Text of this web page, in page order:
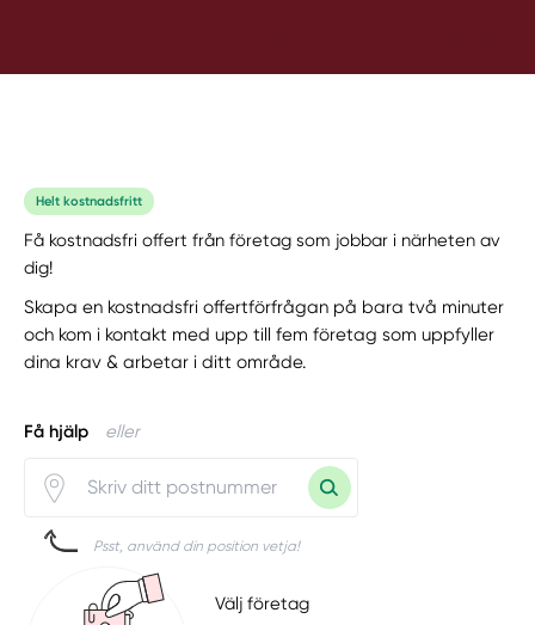
Helt kostnadsfritt
Få kostnadsfri offert från företag som jobbar i närheten av
dig!
Skapa en kostnadsfri offertförfrågan på bara två minuter
och kom i kontakt med upp till fem företag som uppfyller
dina krav & arbetar i ditt område.
Få hjälp eller
Psst, använd din position vetja!
Välj företag